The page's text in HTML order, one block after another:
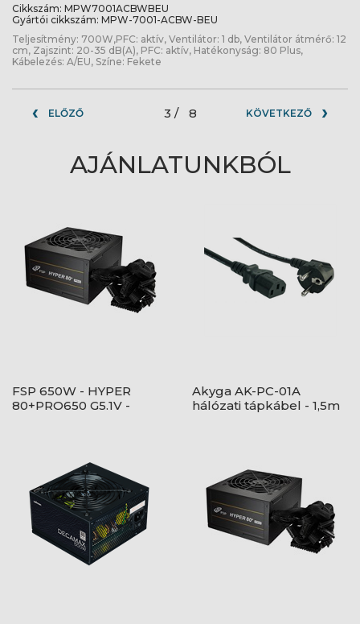
Cikkszám: MPW7001ACBWBEU
Gyártói cikkszám: MPW-7001-ACBW-BEU
Teljesítmény: 700W,PFC: aktív, Ventilátor: 1 db, Ventilátor átmérő: 12
cm, Zajszint: 20-35 dB(A), PFC: aktív, Hatékonyság: 80 Plus,
Kábelezés: A/EU, Színe: Fekete
ELŐZŐ 3 / 8 KÖVETKEZŐ
AJÁNLATUNKBÓL
FSP 650W - HYPER
80+PRO650 G5.1V -
Akyga AK-PC-01A
hálózati tápkábel - 1,5m